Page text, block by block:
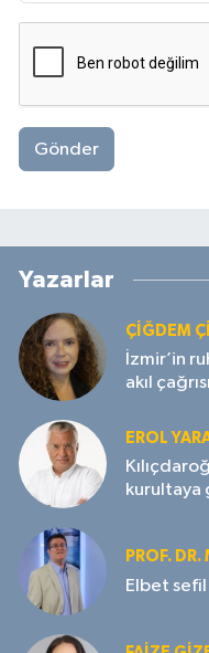
Gönder
Yazarlar
ÇIĞDEM
İzmir’in
akıl çağrısı
EROL
kurultaya
PROF.
Elbet sefil